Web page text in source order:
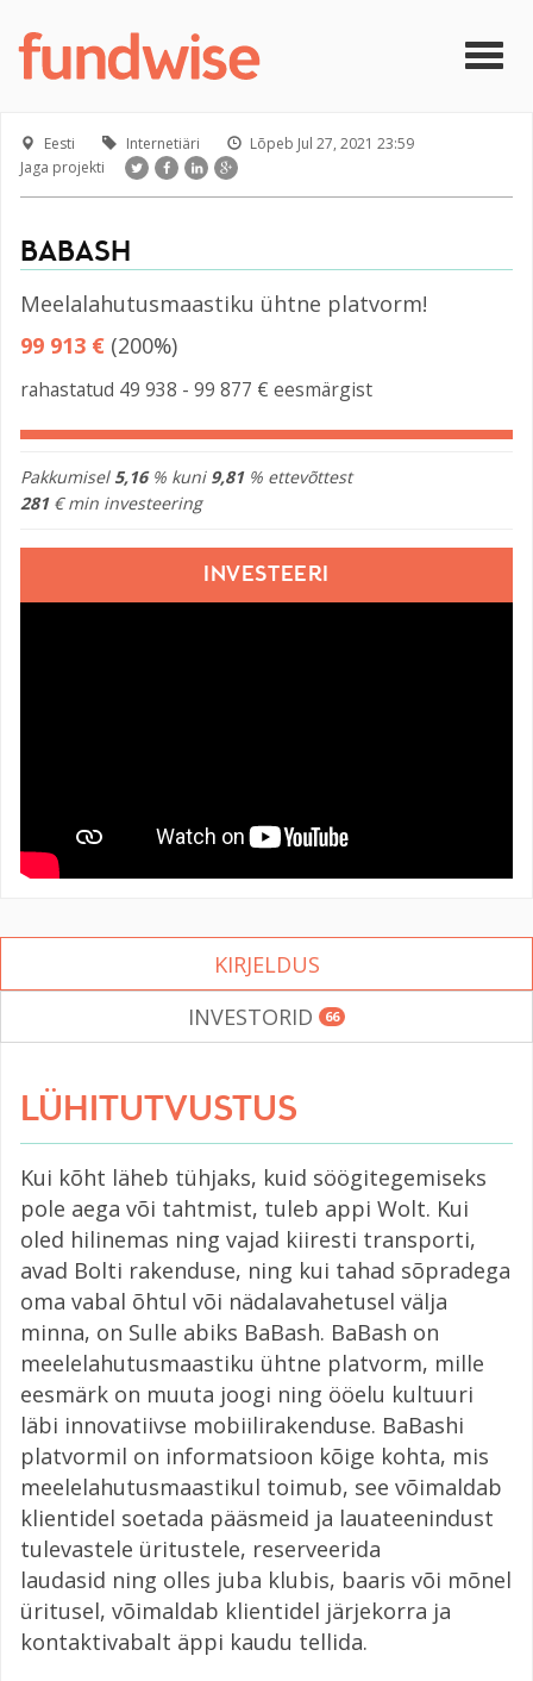
Eesti Internetiäri Lõpeb Jul 27, 2021 23:59
Jaga projekti
BABASH
Meelalahutusmaastiku ühtne platvorm!
99 913 € (200%)
rahastatud 49 938 - 99 877 € eesmärgist
Pakkumisel 5,16% kuni 9,81% ettevõttest
281€ min investeering
INVESTEERI
KIRJELDUS
INVESTORID 66
LÜHITUTVUSTUS
Kui kõht läheb tühjaks, kuid söögitegemiseks
pole aega või tahtmist, tuleb appi Wolt. Kui
oled hilinemas ning vajad kiiresti transporti,
avad Bolti rakenduse, ning kui tahad sõpradega
oma vabal õhtul või nädalavahetusel välja
minna, on Sulle abiks BaBash. BaBash on
meelelahutusmaastiku ühtne platvorm, mille
eesmärk on muuta joogi ning ööelu kultuuri
läbi innovatiivse mobiilirakenduse. BaBashi
platvormil on informatsioon kõige kohta, mis
meelelahutusmaastikul toimub, see võimaldab
klientidel soetada pääsmeid ja lauateenindust
tulevastele üritustele, reserveerida
laudasid ning olles juba klubis, baaris või mõnel
üritusel, võimaldab klientidel järjekorra ja
kontaktivabalt äppi kaudu tellida.